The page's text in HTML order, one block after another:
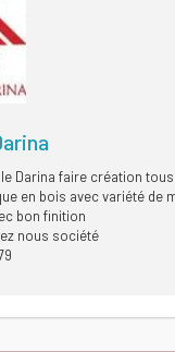
Darina faire création
en bois avec variété de
bon finition
nous société